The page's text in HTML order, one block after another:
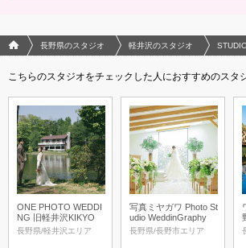
フォトウエディング/結婚写真のPhotorait ホーム
長野県のスタジオ 軽井沢のスタジオ
こちらのスタジオをチェックした人におすすめのスタ
ONE PHOTO WEDDI
NG 旧軽井沢KIKYO
長野県/軽井沢エリア
写真ミヤガワ Photo St
udio WeddinGraphy
長野県/長野市エリア